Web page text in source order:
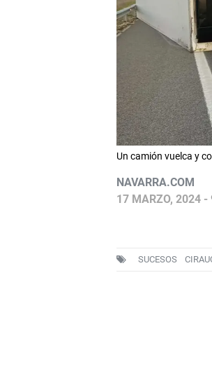
Un camión vuelca y
NAVARRA.COM
17 MARZO, 2024 -
SUCESOS